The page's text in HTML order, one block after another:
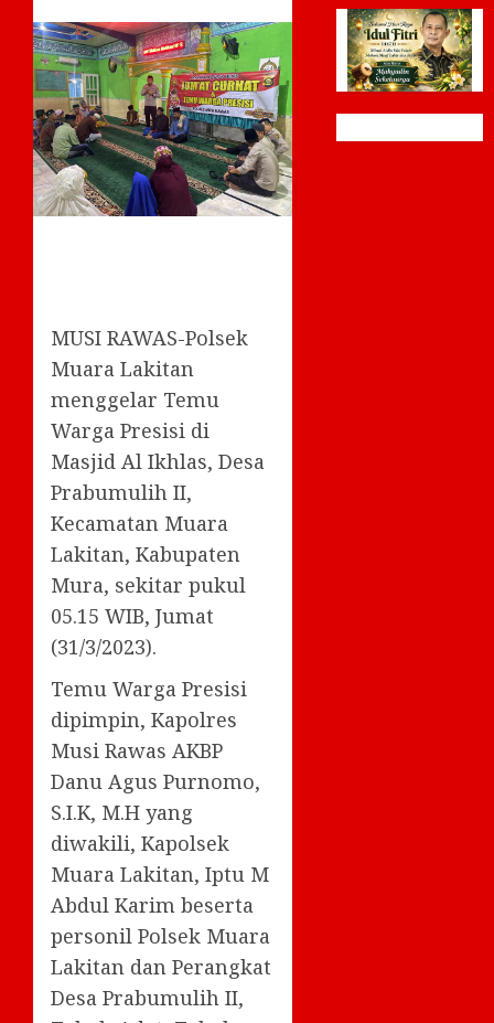
MUSI RAWAS-Polsek
Muara Lakitan
menggelar Temu
Warga Presisi di
Masjid Al Ikhlas, Desa
Prabumulih II,
Kecamatan Muara
Lakitan, Kabupaten
Mura, sekitar pukul
05.15 WIB, Jumat
(31/3/2023).
Temu Warga Presisi
dipimpin, Kapolres
Musi Rawas AKBP
Danu Agus Purnomo,
S.I.K, M.H yang
diwakili, Kapolsek
Muara Lakitan, Iptu M
Abdul Karim beserta
personil Polsek Muara
Lakitan dan Perangkat
Desa Prabumulih II,